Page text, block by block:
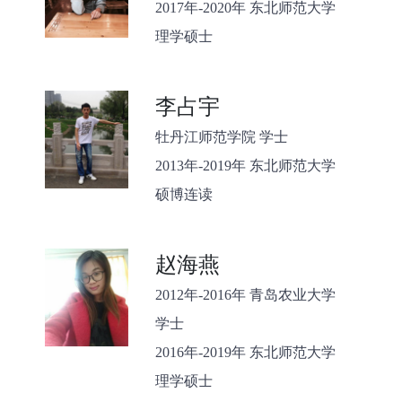
2017年-2020年 东北师范大学
理学硕士
李占宇
牡丹江师范学院 学士
2013年-2019年 东北师范大学
硕博连读
赵海燕
2012年-2016年 青岛农业大学
学士
2016年-2019年 东北师范大学
理学硕士